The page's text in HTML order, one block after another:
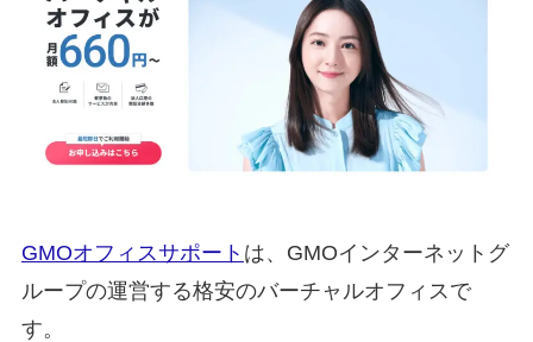
GMOオフィスサポート は、GMOインターネットグ
ループの運営する格安のバーチャルオフィスで
す。